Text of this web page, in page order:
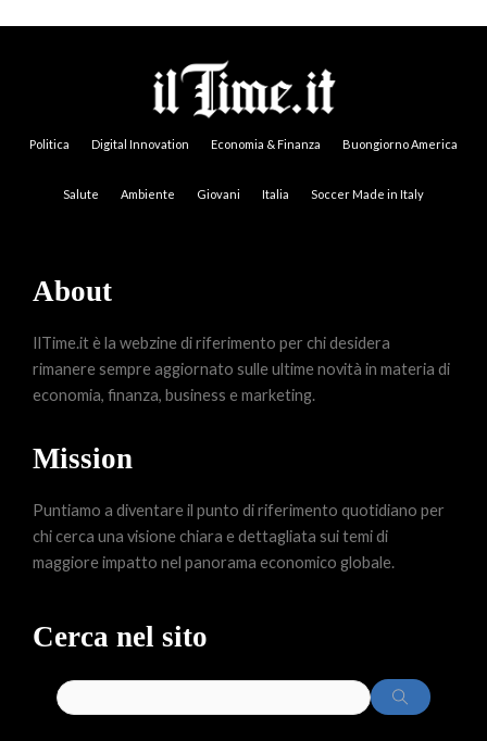
Politica Digital Innovation Economia & Finanza Buongiorno America
Salute Ambiente Giovani Italia Soccer Made in Italy
About
IlTime.it è la webzine di riferimento per chi desidera
rimanere sempre aggiornato sulle ultime novità in materia di
economia, finanza, business e marketing.
Mission
Puntiamo a diventare il punto di riferimento quotidiano per
chi cerca una visione chiara e dettagliata sui temi di
maggiore impatto nel panorama economico globale.
Cerca nel sito